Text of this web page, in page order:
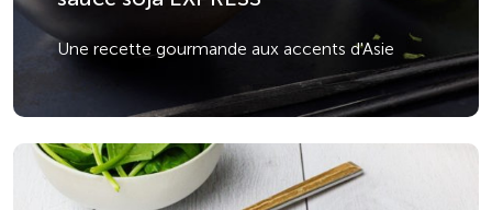
Une recette gourmande aux accents d'Asie